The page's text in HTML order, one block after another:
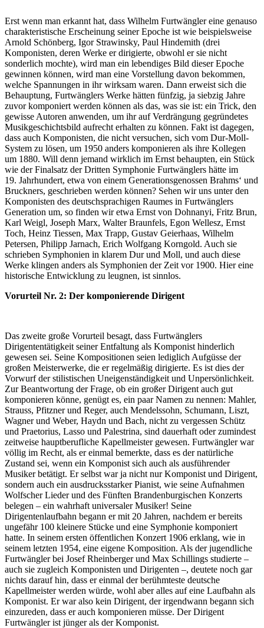
Erst wenn man erkannt hat, dass Wilhelm Furtwängler eine genauso
charakteristische Erscheinung seiner Epoche ist wie beispielsweise
Arnold Schönberg, Igor Strawinsky, Paul Hindemith (drei
Komponisten, deren Werke er dirigierte, obwohl er sie nicht
sonderlich mochte), wird man ein lebendiges Bild dieser Epoche
gewinnen können, wird man eine Vorstellung davon bekommen,
welche Spannungen in ihr wirksam waren. Dann erweist sich die
Behauptung, Furtwänglers Werke hätten fünfzig, ja siebzig Jahre
zuvor komponiert werden können als das, was sie ist: ein Trick, den
gewisse Autoren anwenden, um ihr auf Verdrängung gegründetes
Musikgeschichtsbild aufrecht erhalten zu können. Fakt ist dagegen,
dass auch Komponisten, die nicht versuchen, sich vom Dur-Moll-
System zu lösen, um 1950 anders komponieren als ihre Kollegen
um 1880. Will denn jemand wirklich im Ernst behaupten, ein Stück
wie der Finalsatz der Dritten Symphonie Furtwänglers hätte im
19. Jahrhundert, etwa von einem Generationsgenossen Brahms‘ und
Bruckners, geschrieben werden können? Sehen wir uns unter den
Komponisten des deutschsprachigen Raumes in Furtwänglers
Generation um, so finden wir etwa Ernst von Dohnanyi, Fritz Brun,
Karl Weigl, Joseph Marx, Walter Braunfels, Egon Wellesz, Ernst
Toch, Heinz Tiessen, Max Trapp, Gustav Geierhaas, Wilhelm
Petersen, Philipp Jarnach, Erich Wolfgang Korngold. Auch sie
schrieben Symphonien in klarem Dur und Moll, und auch diese
Werke klingen anders als Symphonien der Zeit vor 1900. Hier eine
historische Entwicklung zu leugnen, ist sinnlos.
Vorurteil Nr. 2: Der komponierende Dirigent
Das zweite große Vorurteil besagt, dass Furtwänglers
Dirigententätigkeit seiner Entfaltung als Komponist hinderlich
gewesen sei. Seine Kompositionen seien lediglich Aufgüsse der
großen Meisterwerke, die er regelmäßig dirigierte. Es ist dies der
Vorwurf der stilistischen Uneigenständigkeit und Unpersönlichkeit.
Zur Beantwortung der Frage, ob ein großer Dirigent auch gut
komponieren könne, genügt es, ein paar Namen zu nennen: Mahler,
Strauss, Pfitzner und Reger, auch Mendelssohn, Schumann, Liszt,
Wagner und Weber, Haydn und Bach, nicht zu vergessen Schütz
und Praetorius, Lasso und Palestrina, sind dauerhaft oder zumindest
zeitweise hauptberufliche Kapellmeister gewesen. Furtwängler war
völlig im Recht, als er einmal bemerkte, dass es der natürliche
Zustand sei, wenn ein Komponist sich auch als ausführender
Musiker betätigt. Er selbst war ja nicht nur Komponist und Dirigent,
sondern auch ein ausdrucksstarker Pianist, wie seine Aufnahmen
Wolfscher Lieder und des Fünften Brandenburgischen Konzerts
belegen – ein wahrhaft universaler Musiker! Seine
Dirigentenlaufbahn begann er mit 20 Jahren, nachdem er bereits
ungefähr 100 kleinere Stücke und eine Symphonie komponiert
hatte. In seinem ersten öffentlichen Konzert 1906 erklang, wie in
seinem letzten 1954, eine eigene Komposition. Als der jugendliche
Furtwängler bei Josef Rheinberger und Max Schillings studierte –
auch sie zugleich Komponisten und Dirigenten –, deutete noch gar
nichts darauf hin, dass er einmal der berühmteste deutsche
Kapellmeister werden würde, wohl aber alles auf eine Laufbahn als
Komponist. Er war also kein Dirigent, der irgendwann begann sich
einzureden, dass er auch komponieren müsse. Der Dirigent
Furtwängler ist jünger als der Komponist.